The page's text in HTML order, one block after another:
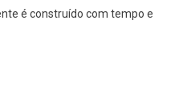
é construído com tempo e